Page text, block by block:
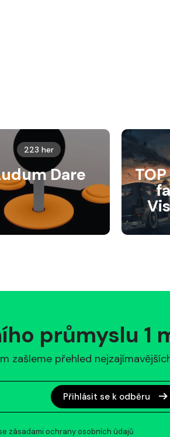
223 her
Dare
průmyslu 1
zašleme přehled
Přihlásit se k odběru
zásadami ochrany osobních údajů